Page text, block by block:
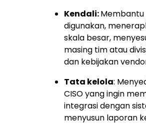
Kendali:Membantu
digunakan,
skala besar,
masing tim atau
dan kebijakan
Tata kelola:
CISO yang ingin
integrasi dengan
menyusun laporan